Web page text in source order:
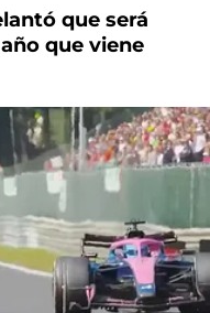
que será
que viene